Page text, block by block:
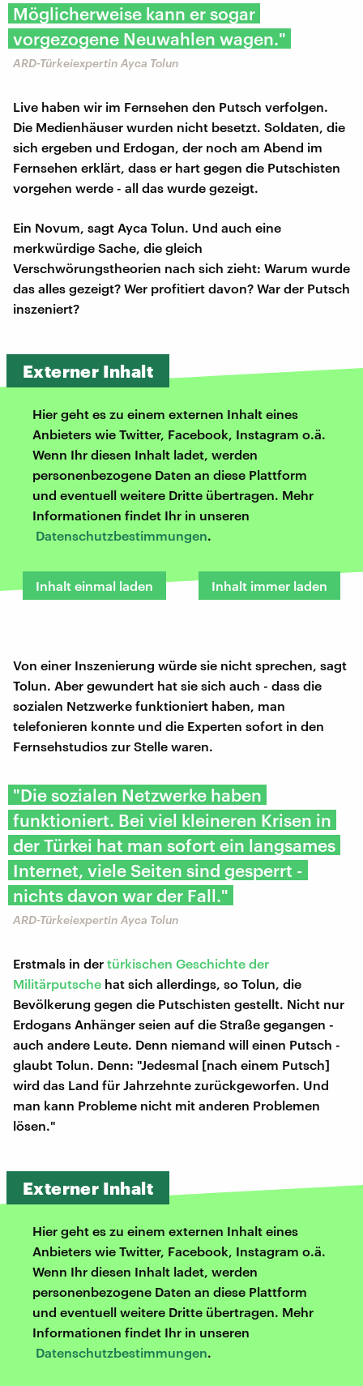
Möglicherweise kann er sogar
vorgezogene Neuwahlen wagen."
ARD-Türkeiexpertin Ayca Tolun
Live haben wir im Fernsehen den Putsch verfolgen.
Die Medienhäuser wurden nicht besetzt. Soldaten, die
sich ergeben und Erdogan, der noch am Abend im
Fernsehen erklärt, dass er hart gegen die Putschisten
vorgehen werde - all das wurde gezeigt.
Ein Novum, sagt Ayca Tolun. Und auch eine
merkwürdige Sache, die gleich
Verschwörungstheorien nach sich zieht: Warum wurde
das alles gezeigt? Wer profitiert davon? War der Putsch
inszeniert?
Externer Inhalt
Hier geht es zu einem externen Inhalt eines
Anbieters wie Twitter, Facebook, Instagram o.ä.
Wenn Ihr diesen Inhalt ladet, werden
personenbezogene Daten an diese Plattform
und eventuell weitere Dritte übertragen. Mehr
Informationen findet Ihr in unseren
Datenschutzbestimmungen.
Inhalt einmal laden Inhalt immer laden
Von einer Inszenierung würde sie nicht sprechen, sagt
Tolun. Aber gewundert hat sie sich auch - dass die
sozialen Netzwerke funktioniert haben, man
telefonieren konnte und die Experten sofort in den
Fernsehstudios zur Stelle waren.
"Die sozialen Netzwerke haben
funktioniert. Bei viel kleineren Krisen in
der Türkei hat man sofort ein langsames
Internet, viele Seiten sind gesperrt -
nichts davon war der Fall."
ARD-Türkeiexpertin Ayca Tolun
Erstmals in der türkischen Geschichte der
Militärputsche hat sich allerdings, so Tolun, die
Bevölkerung gegen die Putschisten gestellt. Nicht nur
Erdogans Anhänger seien auf die Straße gegangen -
auch andere Leute. Denn niemand will einen Putsch -
glaubt Tolun. Denn: "Jedesmal [nach einem Putsch]
wird das Land für Jahrzehnte zurückgeworfen. Und
man kann Probleme nicht mit anderen Problemen
lösen."
Externer Inhalt
Hier geht es zu einem externen Inhalt eines
Anbieters wie Twitter, Facebook, Instagram o.ä.
Wenn Ihr diesen Inhalt ladet, werden
personenbezogene Daten an diese Plattform
und eventuell weitere Dritte übertragen. Mehr
Informationen findet Ihr in unseren
Datenschutzbestimmungen.